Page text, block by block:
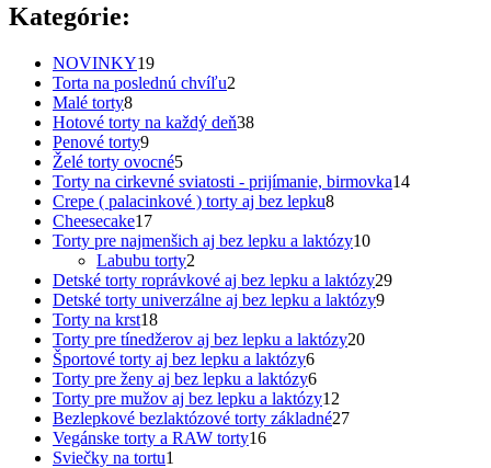
Kategórie:
NOVINKY1919
produktov
Torta na poslednú chvíľu2
Malé torty88
produktov
Hotové torty na každý deň3838
Penové torty99
produktov
Želé torty ovocné55
produktov
Torty na cirkevné sviatosti - prijímanie, birmovka1414
Crepe ( palacinkové ) torty aj bez lepku88
Cheesecake1717
produktov
Torty pre najmenšich aj bez lepku a laktózy1010
Labubu torty2
produkty
Detské torty roprávkové aj bez lepku a laktózy2929
Detské torty univerzálne aj bez lepku a laktózy99
Torty na krst1818
produktov
Torty pre tínedžerov aj bez lepku a laktózy2020
Športové torty aj bez lepku a laktózy66
produktov
Torty pre ženy aj bez lepku a laktózy66
produktov
Torty pre mužov aj bez lepku a laktózy12
produktov
Bezlepkové bezlaktózové torty základné2727
Vegánske torty a RAW torty1616
Sviečky na tortu1